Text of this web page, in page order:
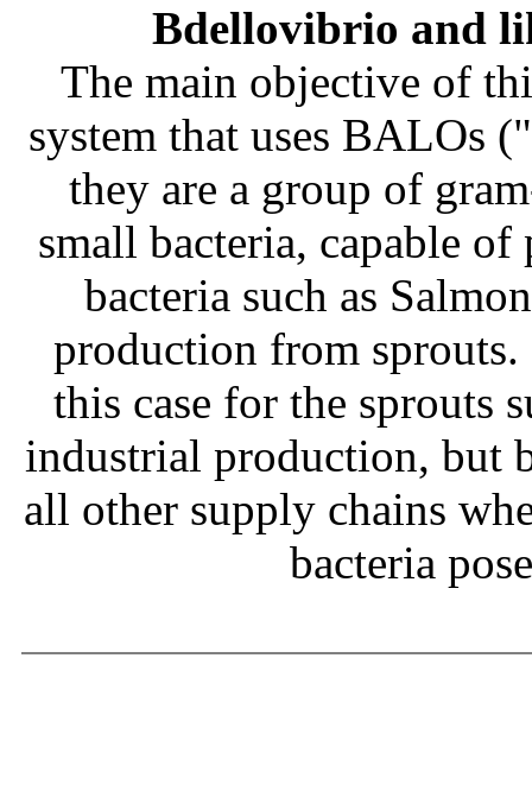
Bdellovibrio and
The main objective of
system that uses BALOs
they are a group of
small bacteria, capable
bacteria such as
production from
this case for the sprouts
industrial production, but
all other supply chains
bacteria